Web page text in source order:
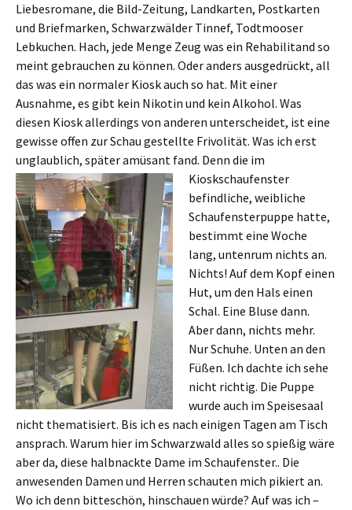
Liebesromane, die Bild-Zeitung, Landkarten, Postkarten
und Briefmarken, Schwarzwälder Tinnef, Todtmooser
Lebkuchen. Hach, jede Menge Zeug was ein Rehabilitand so
meint gebrauchen zu können. Oder anders ausgedrückt, all
das was ein normaler Kiosk auch so hat. Mit einer
Ausnahme, es gibt kein Nikotin und kein Alkohol. Was
diesen Kiosk allerdings von anderen unterscheidet, ist eine
gewisse offen zur Schau gestellte Frivolität. Was ich erst
unglaublich, später amüsant fand. Denn die im
Kioskschaufenster
befindliche, weibliche
Schaufensterpuppe hatte,
bestimmt eine Woche
lang, untenrum nichts an.
Nichts! Auf dem Kopf einen
Hut, um den Hals einen
Schal. Eine Bluse dann.
Aber dann, nichts mehr.
Nur Schuhe. Unten an den
Füßen. Ich dachte ich sehe
nicht richtig. Die Puppe
wurde auch im Speisesaal
nicht thematisiert. Bis ich es nach einigen Tagen am Tisch
ansprach. Warum hier im Schwarzwald alles so spießig wäre
aber da, diese halbnackte Dame im Schaufenster.. Die
anwesenden Damen und Herren schauten mich pikiert an.
Wo ich denn bitteschön, hinschauen würde? Auf was ich –